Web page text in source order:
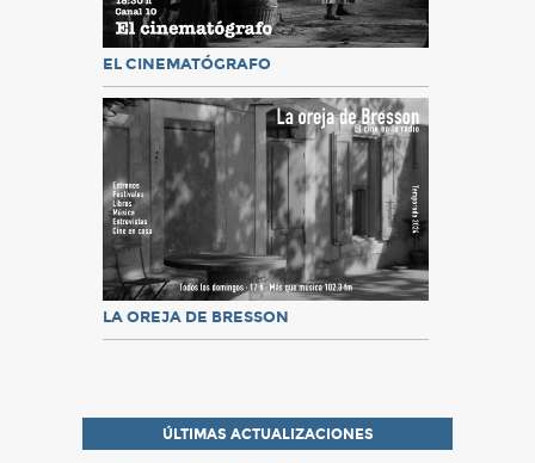
EL CINEMATÓGRAFO
LA OREJA DE BRESSON
ÚLTIMAS ACTUALIZACIONES